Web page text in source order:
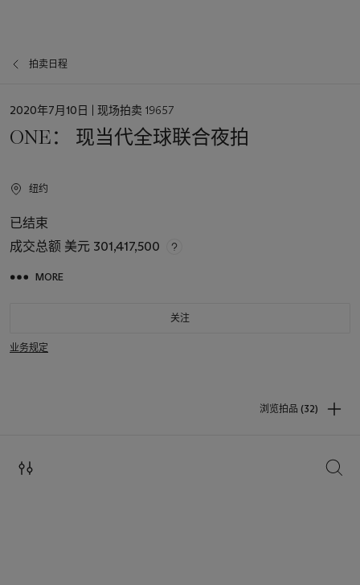
拍卖日程
日
2020年7月10日 | 现场拍卖 19657
ONE： 现当代全球联合夜拍
纽约
已结束
成交总额 美元 301,417,500
MORE
关注
业务规定
浏览拍品 (32)
搜索